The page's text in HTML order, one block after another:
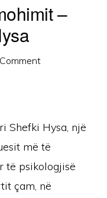
–
Shefki Hysa, një
më të
të psikologjisë
çam, në